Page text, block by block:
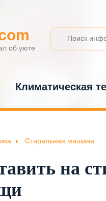
об уюте
Климатическая
Стиральная машина
на